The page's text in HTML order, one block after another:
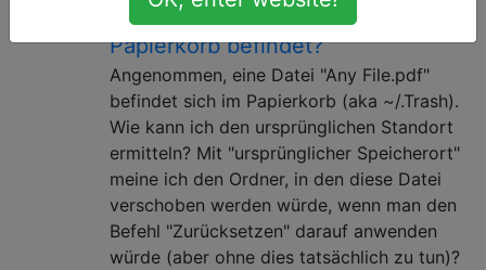
Datei, die sich derzeit im
Papierkorb befindet?
Angenommen, eine Datei "Any File.pdf"
befindet sich im Papierkorb (aka ~/.Trash).
Wie kann ich den ursprünglichen Standort
ermitteln? Mit "ursprünglicher Speicherort"
meine ich den Ordner, in den diese Datei
verschoben werden würde, wenn man den
Befehl "Zurücksetzen" darauf anwenden
würde (aber ohne dies tatsächlich zu tun)?